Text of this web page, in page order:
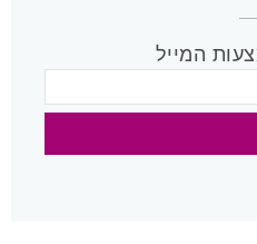
s
t
המייל